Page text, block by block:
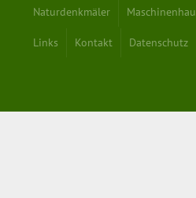
Naturdenkmäler
Links Kontakt Datenschutz